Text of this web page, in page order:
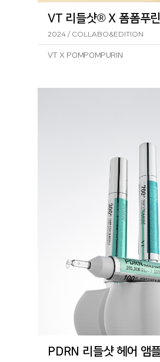
VT 리들샷® X 폼폼푸린
2024 / COLLABO&EDITION
VT X POMPOMPURIN
PDRN 리들샷 헤어 앰